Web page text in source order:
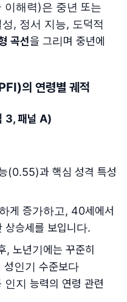
이해력)은 중년 또는
, 정서 지능, 도덕적
곡선을 그리며 중년에
의 연령별 궤적
3, 패널 A)
(0.55)과 핵심 성격 특성
게 증가하고, 40세에서
승세를 보입니다.
, 노년기에는 꾸준히
성인기 수준보다
지 능력의 연령 관련